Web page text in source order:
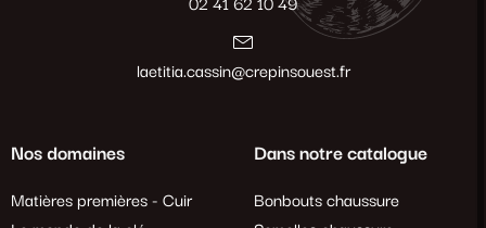
02 41 62 10 49
laetitia.cassin@crepinsouest.fr
Nos domaines
Matières premières - Cuir
Dans notre catalogue
Bonbouts chaussure